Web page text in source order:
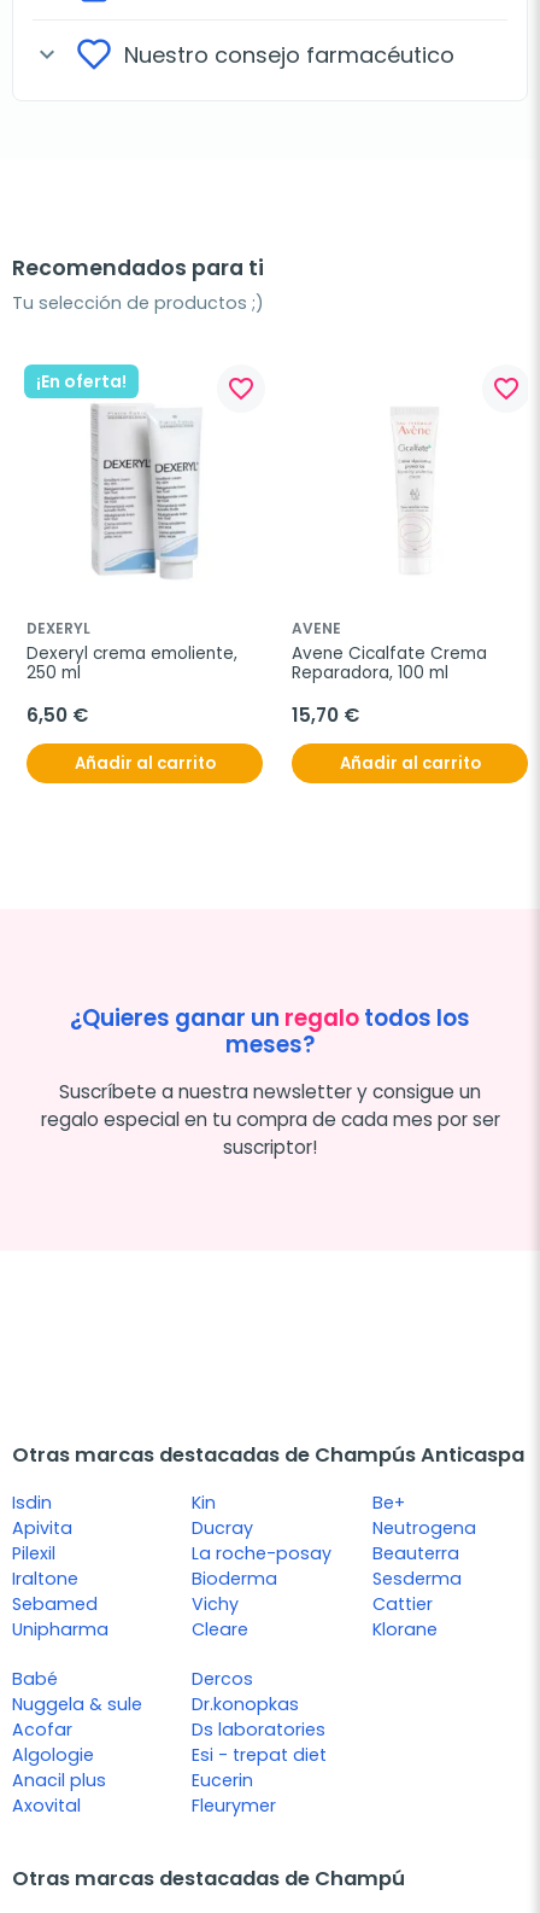
expand_more Nuestro consejo farmacéutico
Recomendados para ti
Tu selección de productos ;)
¡En oferta! favorite_border
DEXERYL
Dexeryl crema emoliente,
250 ml
6,50 €
Añadir al carrito
favorite_border
AVENE
Avene Cicalfate Crema
Reparadora, 100 ml
15,70 €
Añadir al carrito
¿Quieres ganar un regalotodos los
meses?
Suscríbete a nuestra newsletter y consigue un
regalo especial en tu compra de cada mes por ser
suscriptor!
Otras marcas destacadas de Champús Anticaspa
Isdin
Apivita
Pilexil
Iraltone
Sebamed
Unipharma
Kin
Ducray
La roche-posay
Bioderma
Vichy
Cleare
Be+
Neutrogena
Beauterra
Sesderma
Cattier
Klorane
Babé
Nuggela & sule
Acofar
Algologie
Anacil plus
Axovital
Dercos
Dr.konopkas
Ds laboratories
Esi - trepat diet
Eucerin
Fleurymer
Otras marcas destacadas de Champú